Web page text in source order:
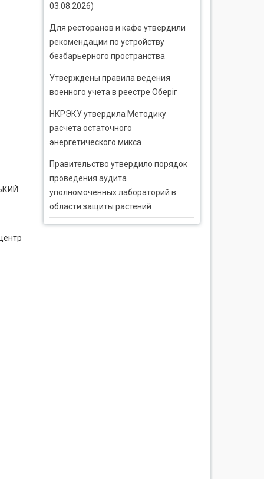
03.08.2026)
Для ресторанов и кафе утвердили
рекомендации по устройству
безбарьерного пространства
Утверждены правила ведения
военного учета в реестре Оберіг
НКРЭКУ утвердила Методику
расчета остаточного
энергетического микса
Правительство утвердило порядок
проведения аудита
уполномоченных лабораторий в
области защиты растений